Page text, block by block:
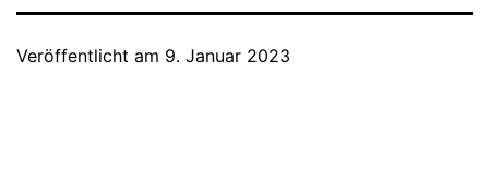
Veröffentlicht am 9. Januar 2023